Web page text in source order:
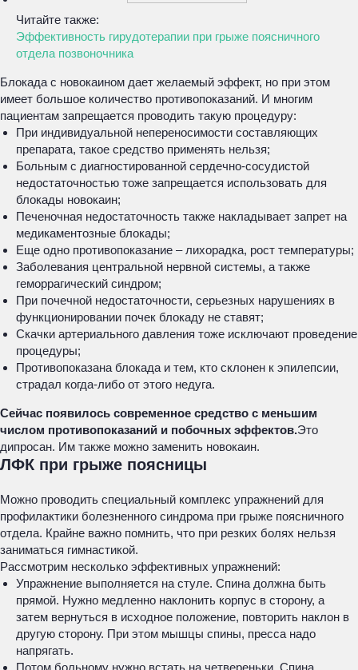
Читайте также:
Эффективность гирудотерапии при грыже поясничного
отдела позвоночника
Блокада с новокаином дает желаемый эффект, но при этом
имеет большое количество противопоказаний. И многим
пациентам запрещается проводить такую процедуру:
При индивидуальной непереносимости составляющих
препарата, такое средство применять нельзя;
Больным с диагностированной сердечно-сосудистой
недостаточностью тоже запрещается использовать для
блокады новокаин;
Печеночная недостаточность также накладывает запрет на
медикаментозные блокады;
Еще одно противопоказание – лихорадка, рост температуры;
Заболевания центральной нервной системы, а также
геморрагический синдром;
При почечной недостаточности, серьезных нарушениях в
функционировании почек блокаду не ставят;
Скачки артериального давления тоже исключают проведение
процедуры;
Противопоказана блокада и тем, кто склонен к эпилепсии,
страдал когда-либо от этого недуга.
Сейчас появилось современное средство с меньшим
числом противопоказаний и побочных эффектов.Это
дипросан. Им также можно заменить новокаин.
ЛФК при грыже поясницы
Можно проводить специальный комплекс упражнений для
профилактики болезненного синдрома при грыже поясничного
отдела. Крайне важно помнить, что при резких болях нельзя
заниматься гимнастикой.
Рассмотрим несколько эффективных упражнений:
Упражнение выполняется на стуле. Спина должна быть
прямой. Нужно медленно наклонить корпус в сторону, а
затем вернуться в исходное положение, повторить наклон в
другую сторону. При этом мышцы спины, пресса надо
напрягать.
Потом больному нужно встать на четвереньки. Спина